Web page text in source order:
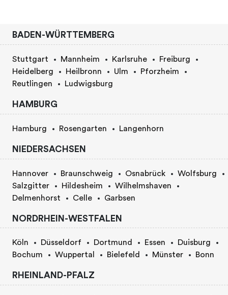
BADEN-WÜRTTEMBERG
Stuttgart Mannheim Karlsruhe
Freiburg
Heidelberg
Heilbronn Ulm
Pforzheim
Reutlingen
Ludwigsburg
HAMBURG
Hamburg Rosengarten Langenhorn
NIEDERSACHSEN
Hannover Braunschweig Osnabrück
Wolfsburg
Salzgitter
Hildesheim
Wilhelmshaven
Delmenhorst
Celle Garbsen
NORDRHEIN-WESTFALEN
Köln Düsseldorf Dortmund Essen
Duisburg
Bochum
Wuppertal Bielefeld Münster Bonn
RHEINLAND-PFALZ